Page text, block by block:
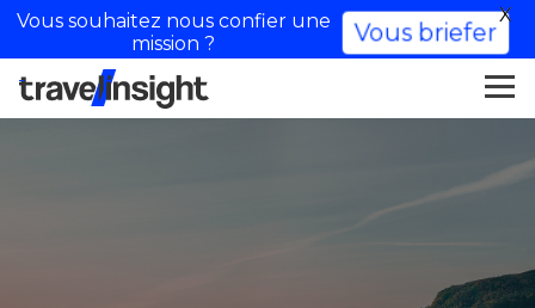
Vous souhaitez nous confier une
mission ?
Vous briefer
X